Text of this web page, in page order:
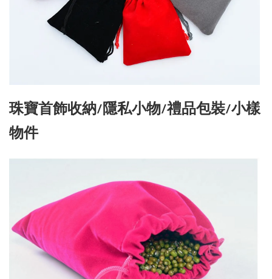
珠寶首飾收納/隱私小物/禮品包裝/小樣
物件